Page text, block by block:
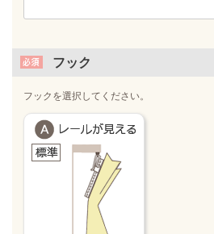
フック
フックを選択してください。